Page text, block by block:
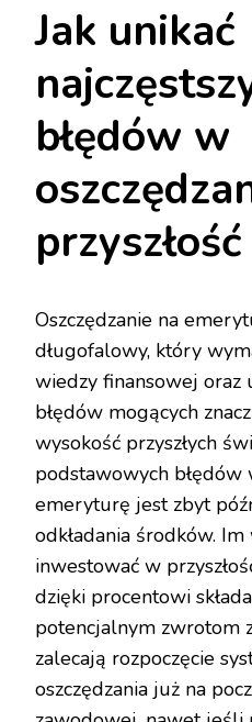
Jak unikać
błędów w
przyszłość
Oszczędzanie na
długofalowy, który
wiedzy finansowej oraz
błędów mogących
wysokość przyszłych
podstawowych błędów
emeryturę jest zbyt
odkładania środków.
inwestować w
dzięki procentowi
potencjalnym zwrotom
zalecają rozpoczęcie
oszczędzania już na